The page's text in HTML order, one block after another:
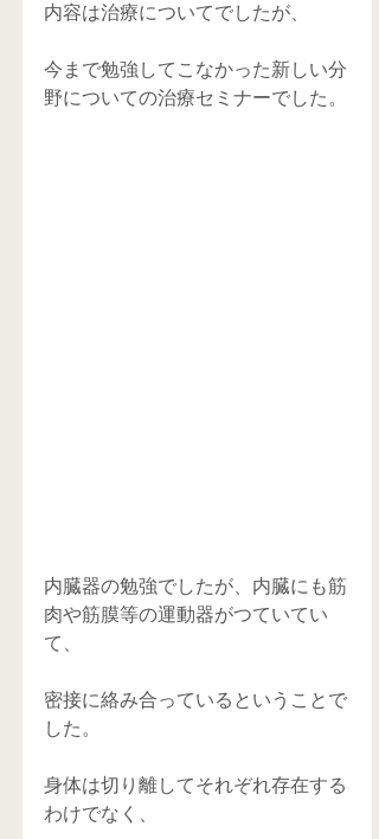
内容は治療についてでしたが、
今まで勉強してこなかった新しい分
野についての治療セミナーでした。
内臓器の勉強でしたが、内臓にも筋
肉や筋膜等の運動器がつていてい
て、
密接に絡み合っているということで
した。
身体は切り離してそれぞれ存在する
わけでなく、